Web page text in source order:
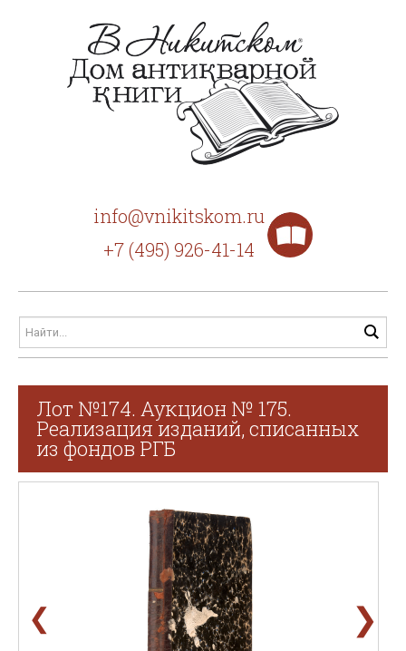
info@vnikitskom.ru
+7 (495) 926-41-14
Лот №174. Аукцион № 175.
Реализация изданий, списанных
из фондов РГБ
❮ ❯